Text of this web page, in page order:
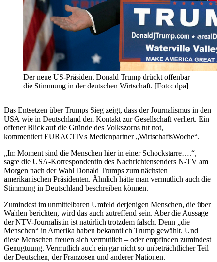
Der neue US-Präsident Donald Trump drückt offenbar
die Stimmung in der deutschen Wirtschaft. [Foto: dpa]
Das Entsetzen über Trumps Sieg zeigt, dass der Journalismus in den
USA wie in Deutschland den Kontakt zur Gesellschaft verliert. Ein
offener Blick auf die Gründe des Volkszorns tut not,
kommentiert EURACTIVs Medienpartner „WirtschaftsWoche“.
„Im Moment sind die Menschen hier in einer Schockstarre….“,
sagte die USA-Korrespondentin des Nachrichtensenders N-TV am
Morgen nach der Wahl Donald Trumps zum nächsten
amerikanischen Präsidenten. Ähnlich hätte man vermutlich auch die
Stimmung in Deutschland beschreiben können.
Zumindest im unmittelbaren Umfeld derjenigen Menschen, die über
Wahlen berichten, wird das auch zutreffend sein. Aber die Aussage
der NTV-Journalistin ist natürlich trotzdem falsch. Denn „die
Menschen“ in Amerika haben bekanntlich Trump gewählt. Und
diese Menschen freuen sich vermutlich – oder empfinden zumindest
Genugtuung. Vermutlich auch ein gar nicht so unbeträchtlicher Teil
der Deutschen, der Franzosen und anderer Nationen.